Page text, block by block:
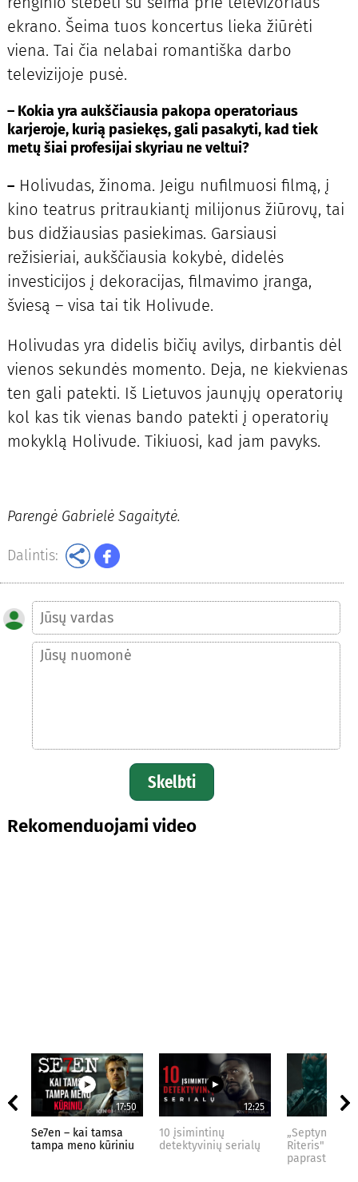
ekrano. Šeima tuos koncertus lieka žiūrėti
viena. Tai čia nelabai romantiška darbo
televizijoje pusė.
–Kokia yra aukščiausia pakopa operatoriaus
karjeroje, kurią pasiekęs, gali pasakyti, kad tiek
metų šiai profesijai skyriau ne veltui?
–Holivudas, žinoma. Jeigu nufilmuosi filmą, į
kino teatrus pritraukiantį milijonus žiūrovų, tai
bus didžiausias pasiekimas. Garsiausi
režisieriai, aukščiausia kokybė, didelės
investicijos į dekoracijas, filmavimo įranga,
šviesą – visa tai tik Holivude.
Holivudas yra didelis bičių avilys, dirbantis dėl
vienos sekundės momento. Deja, ne kiekvienas
ten gali patekti. Iš Lietuvos jaunųjų operatorių
kol kas tik vienas bando patekti į operatorių
mokyklą Holivude. Tikiuosi, kad jam pavyks.
Parengė Gabrielė Sagaitytė.
Dalintis:
Skelbti
Rekomenduojami video
17:50
Se7en – kai tamsa
tampa meno kūriniu
12:25
10 įsimintinų
detektyvinių serialų
„Septynių
Riteris" – kai
paprastumas